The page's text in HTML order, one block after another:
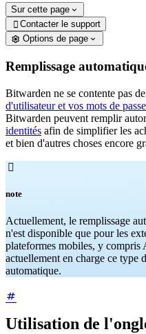
Sur cette page
 Contacter le support
Options de page
Remplissage
Bitwarden ne se contente pas de
d'utilisateur et vos mots de passe
Bitwarden peuvent remplir
identités afin de simplifier les
et bien d'autres choses encore

note
Actuellement, le remplissage
n'est disponible que pour les
plateformes mobiles, y compris
actuellement en charge ce type
automatique.
Utilisation de